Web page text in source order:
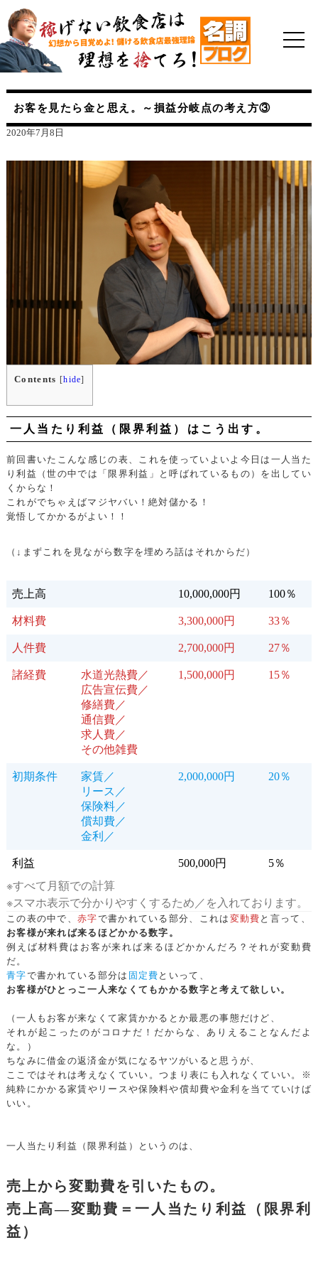
お客を見たら金と思え。～損益分岐点の考え方③
2020年7月8日
Contents [hide]
一人当たり利益（限界利益）はこう出す。
前回書いたこんな感じの表、これを使っていよいよ今日は一人当た
り利益（世の中では「限界利益」と呼ばれているもの）を出してい
くからな！
これがでちゃえばマジヤバい！絶対儲かる！
覚悟してかかるがよい！！
（↓まずこれを見ながら数字を埋めろ話はそれからだ）
売上高 10,000,000円 100％
材料費 3,300,000円 33％
人件費 2,700,000円 27％
諸経費
水道光熱費／
広告宣伝費／
修繕費／
通信費／
求人費／
その他雑費
1,500,000円 15％
初期条件
家賃／
リース／
保険料／
償却費／
金利／
2,000,000円 20％
利益 500,000円 5％
※すべて月額での計算
※スマホ表示で分かりやすくするため／を入れております。
この表の中で、赤字で書かれている部分、これは 変動費 と言って、
お客様が来れば来るほどかかる数字。
例えば材料費はお客が来れば来るほどかかんだろ？それが変動費
だ。
青字で書かれている部分は 固定費 といって、
お客様がひとっこ一人来なくてもかかる数字と考えて欲しい。
（一人もお客が来なくて家賃かかるとか最悪の事態だけど、
それが起こったのがコロナだ！だからな、ありえることなんだよ
な。）
ちなみに借金の返済金が気になるヤツがいると思うが、
ここではそれは考えなくていい。つまり表にも入れなくていい。※
純粋にかかる家賃やリースや保険料や償却費や金利を当てていけば
いい。
一人当たり利益（限界利益）というのは、
売上から変動費を引いたもの。
売上高—変動費＝一人当たり利益（限界利
益）